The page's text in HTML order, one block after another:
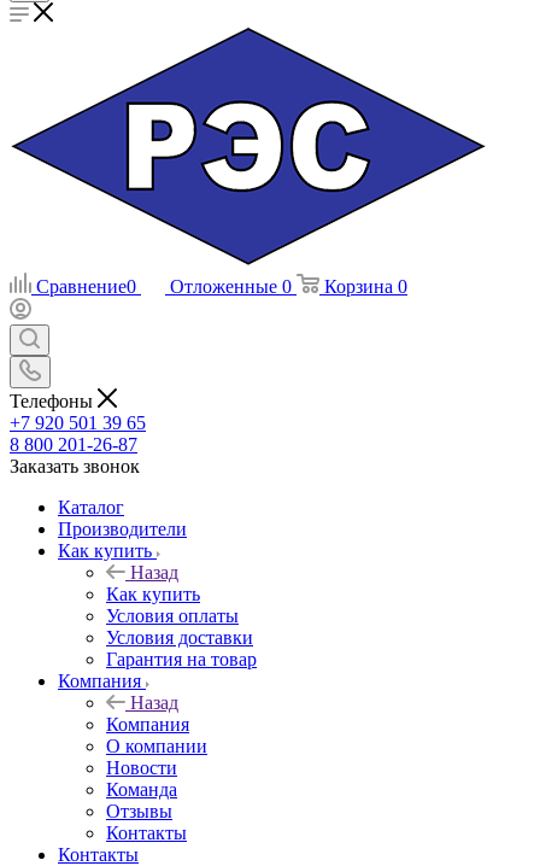
Сравнение0 Отложенные 0 Корзина 0
Телефоны
+7 920 501 39 65
8 800 201-26-87
Заказать звонок
Каталог
Производители
Как купить
Назад
Как купить
Условия оплаты
Условия доставки
Гарантия на товар
Компания
Назад
Компания
О компании
Новости
Команда
Отзывы
Контакты
Контакты